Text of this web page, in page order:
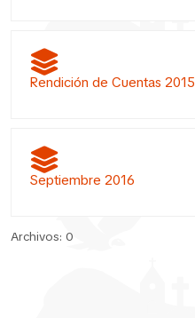
Rendición de Cuentas 2015
Septiembre 2016
Archivos: 0